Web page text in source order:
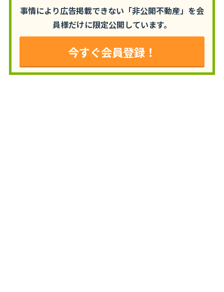
事情により広告掲載できない「非公開不動産」を会
員様だけに限定公開しています。
今すぐ会員登録！